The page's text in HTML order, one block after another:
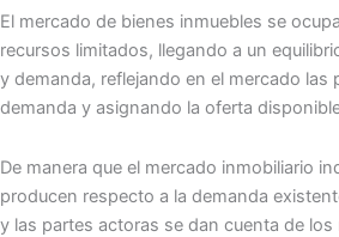
El mercado de bienes inmuebles se
recursos limitados, llegando a un
y demanda, reflejando en el mercado las
demanda y asignando la oferta
De manera que el mercado inmobiliario
producen respecto a la demanda
y las partes actoras se dan cuenta de